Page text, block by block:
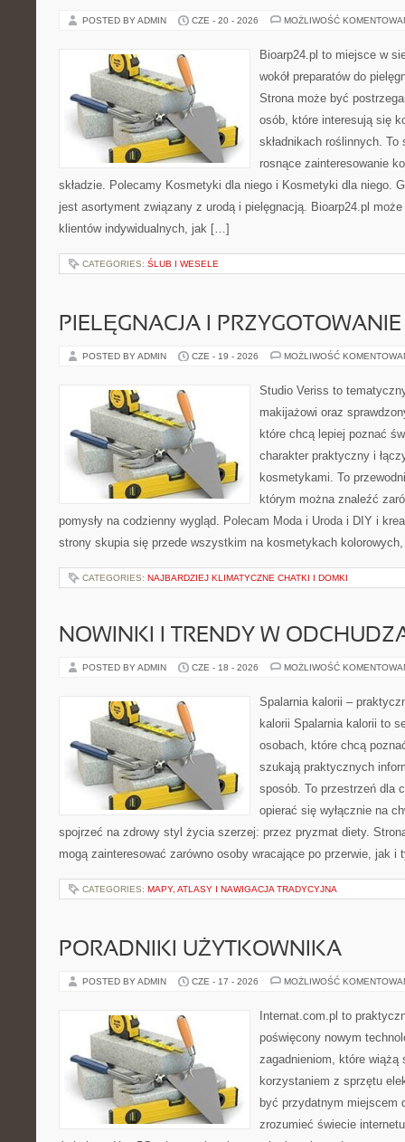
POSTED BY ADMIN CZE - 20 - 2026 MOŻLIWOŚĆ
Bioarp24.pl to miejsce w
wokół preparatów do
Strona może być
osób, które interesują się
składnikach roślinnych.
rosnące zainteresowanie
składzie. Polecamy Kosmetyki dla niego i Kosmetyki dla niego.
jest asortyment związany z urodą i pielęgnacją. Bioarp24.pl
klientów indywidualnych, jak […]
CATEGORIES: ŚLUB I WESELE
PIELĘGNACJA I
POSTED BY ADMIN CZE - 19 - 2026 MOŻLIWOŚĆ
Studio Veriss to
makijażowi oraz
które chcą lepiej poznać
charakter praktyczny i
kosmetykami. To
którym można znaleźć
pomysły na codzienny wygląd. Polecam Moda i Uroda i DIY i
strony skupia się przede wszystkim na kosmetykach
CATEGORIES: NAJBARDZIEJ KLIMATYCZNE CHATKI I DOMKI
NOWINKI I TRENDY W
POSTED BY ADMIN CZE - 18 - 2026 MOŻLIWOŚĆ
Spalarnia kalorii –
kalorii Spalarnia kalorii to
osobach, które chcą
szukają praktycznych
sposób. To przestrzeń dla
opierać się wyłącznie na
spojrzeć na zdrowy styl życia szerzej: przez pryzmat diety.
mogą zainteresować zarówno osoby wracające po przerwie, jak
CATEGORIES: MAPY, ATLASY I NAWIGACJA TRADYCYJNA
PORADNIKI UŻYTKOWNIKA
POSTED BY ADMIN CZE - 17 - 2026 MOŻLIWOŚĆ
Internat.com.pl to
poświęcony nowym
zagadnieniom, które wiążą
korzystaniem z sprzętu
być przydatnym miejscem
zrozumieć świecie